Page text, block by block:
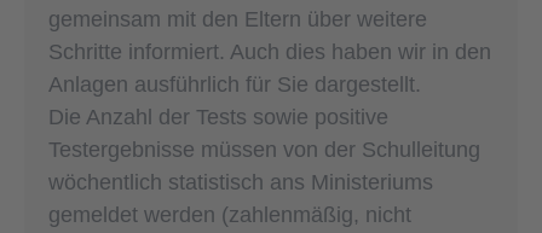
gemeinsam mit den Eltern über weitere
Schritte informiert. Auch dies haben wir in den
Anlagen ausführlich für Sie dargestellt.
Die Anzahl der Tests sowie positive
Testergebnisse müssen von der Schulleitung
wöchentlich statistisch ans Ministeriums
gemeldet werden (zahlenmäßig, nicht